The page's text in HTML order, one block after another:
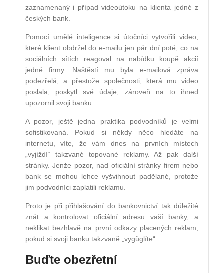
zaznamenaný i případ videoútoku na klienta jedné z
českých bank.
Pomocí umělé inteligence si útočníci vytvořili video,
které klient obdržel do e-mailu jen pár dní poté, co na
sociálních sítích reagoval na nabídku koupě akcií
jedné firmy. Naštěstí mu byla e-mailová zpráva
podezřelá, a přestože společnosti, která mu video
poslala, poskytl své údaje, zároveň na to ihned
upozornil svoji banku.
A pozor, ještě jedna praktika podvodníků je velmi
sofistikovaná. Pokud si někdy něco hledáte na
internetu, víte, že vám dnes na prvních místech
„vyjíždí“ takzvané topované reklamy. Až pak další
stránky. Jenže pozor, nad oficiální stránky firem nebo
bank se mohou lehce vyšvihnout padělané, protože
jim podvodníci zaplatili reklamu.
Proto je při přihlašování do bankovnictví tak důležité
znát a kontrolovat oficiální adresu vaší banky, a
neklikat bezhlavě na první odkazy placených reklam,
pokud si svoji banku takzvaně „vygůglíte“.
Buďte obezřetní